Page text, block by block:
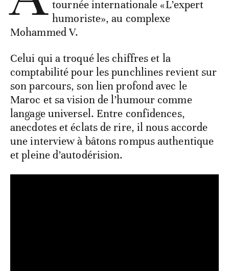
tournée internationale «L’expert
humoriste», au complexe
Mohammed V.
Celui qui a troqué les chiffres et la
comptabilité pour les punchlines revient sur
son parcours, son lien profond avec le
Maroc et sa vision de l’humour comme
langage universel. Entre confidences,
anecdotes et éclats de rire, il nous accorde
une interview à bâtons rompus authentique
et pleine d’autodérision.